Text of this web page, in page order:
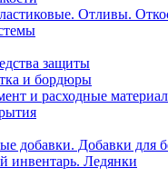
Отливы.
защиты
и бордюры
и расходные
добавки. Добавки для
инвентарь. Ледянки